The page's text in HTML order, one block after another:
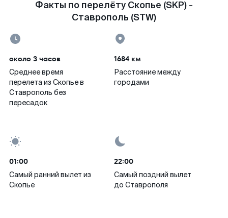
Факты по перелёту Скопье (SKP) -
Ставрополь (STW)
около 3 часов
Среднее время
перелета из Скопье в
Ставрополь без
пересадок
1684 км
Расстояние между
городами
01:00
Самый ранний вылет из
Скопье
22:00
Самый поздний вылет
до Ставрополя